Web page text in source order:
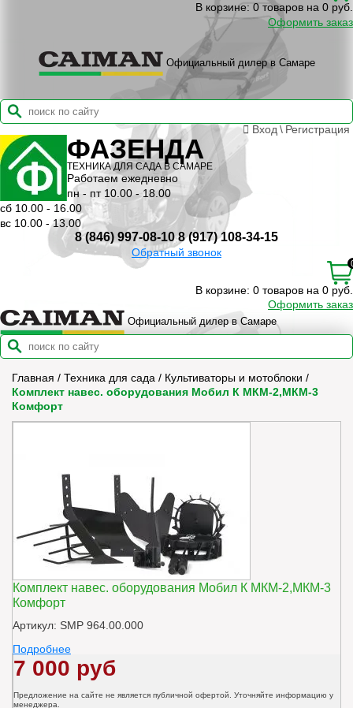
В корзине: 0 товаров на 0 руб.
Оформить заказ
Официальный дилер в Самаре
Вход \ Регистрация
ФАЗЕНДА
ТЕХНИКА ДЛЯ САДА В САМАРЕ
Работаем ежедневно
пн - пт 10.00 - 18.00
сб 10.00 - 16.00
вс 10.00 - 13.00
8 (846) 997-08-10 8 (917) 108-34-15
Обратный звонок
В корзине: 0 товаров на 0 руб.
Оформить заказ
Официальный дилер в Самаре
Главная / Техника для сада / Культиваторы и мотоблоки /
Комплект навес. оборудования Мобил К МКМ-2,МКМ-3
Комфорт
Комплект навес. оборудования Мобил К МКМ-2,МКМ-3
Комфорт
Артикул: SMP 964.00.000
Подробнее
7 000 руб
Предложение на сайте не является публичной офертой. Уточняйте информацию у
менеджера.